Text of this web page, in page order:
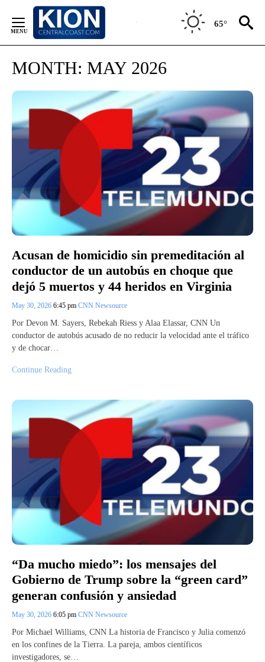
Content
65°
MONTH: MAY 2026
Acusan de homicidio sin premeditación al
conductor de un autobús en choque que
dejó 5 muertos y 44 heridos en Virginia
May 30, 2026 6:45 pm CNN Newsource
Por Devon M. Sayers, Rebekah Riess y Alaa Elassar, CNN Un
conductor de autobús acusado de no reducir la velocidad ante el tráfico
y de chocar…
Continue Reading
“Da mucho miedo”: los mensajes del
Gobierno de Trump sobre la “green card”
generan confusión y ansiedad
May 30, 2026 6:05 pm CNN Newsource
Por Michael Williams, CNN La historia de Francisco y Julia comenzó
en los confines de la Tierra. La pareja, ambos científicos
investigadores, se…